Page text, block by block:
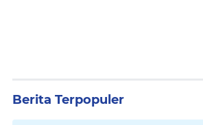
Berita Terpopuler